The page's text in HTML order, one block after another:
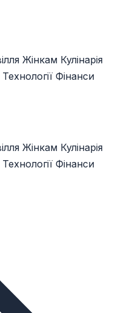
Жінкам Кулінарія
Технології Фінанси
Жінкам Кулінарія
Технології Фінанси